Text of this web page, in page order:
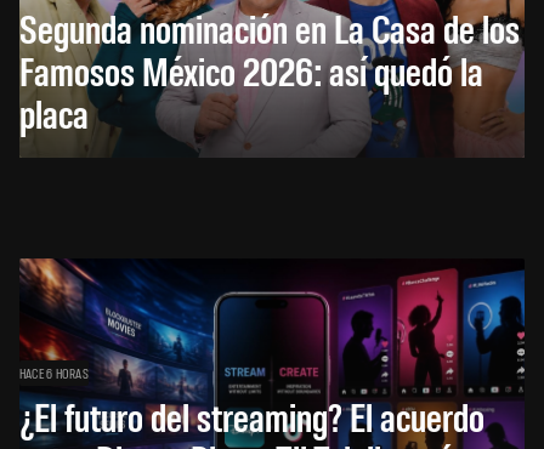
Segunda nominación en La Casa de los
Famosos México 2026: así quedó la
placa
HACE 6 HORAS
¿El futuro del streaming? El acuerdo